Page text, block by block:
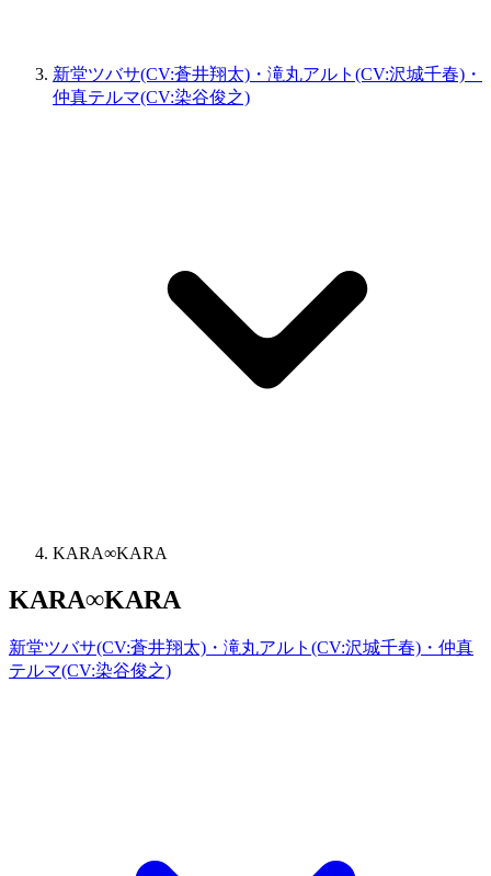
新堂ツバサ(CV:蒼井翔太)・滝丸アルト(CV:沢城千春)・
仲真テルマ(CV:染谷俊之)
KARA∞KARA
KARA∞KARA
新堂ツバサ(CV:蒼井翔太)・滝丸アルト(CV:沢城千春)・仲真
テルマ(CV:染谷俊之)